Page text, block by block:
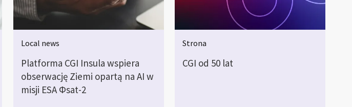
Local news
Platforma CGI Insula wspiera
obserwację Ziemi opartą na AI w
misji ESA Φsat-2
Strona
CGI od 50 lat